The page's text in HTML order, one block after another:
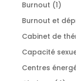
Burnout 11
Burnout et
Cabinet de
Capacité
Centres